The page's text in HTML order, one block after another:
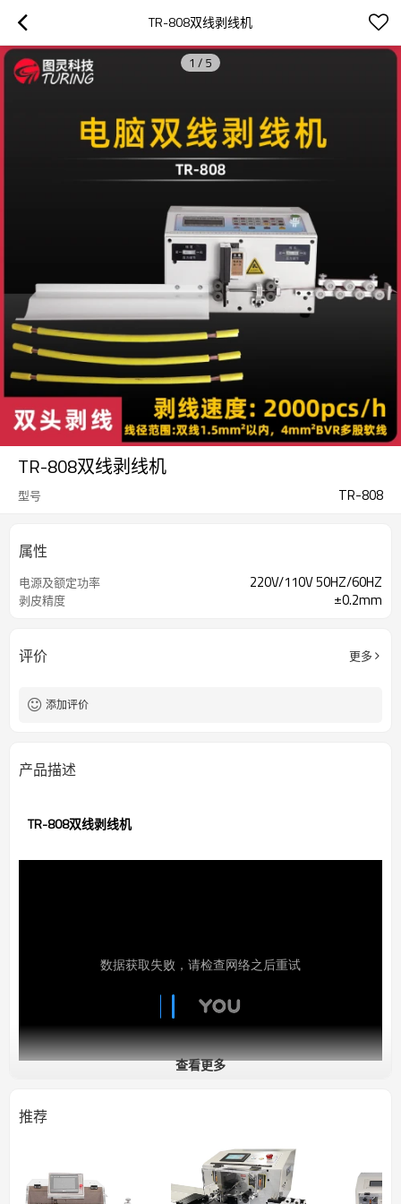
TR-808双线剥线机
1 / 5
TR-808双线剥线机
型号 TR-808
属性
电源及额定功率 220V/110V 50HZ/60HZ
剥皮精度 ±0.2mm
评价 更多
添加评价
产品描述
TR-808双线剥线机
设备名称：TR-808 电脑双线剥线机
电源功率：AC220V/110V 50/60Hz，220W
尺寸重量：L400xW320xH250mm，26kg
剥线速度：4000pcs/H
查看更多
推荐